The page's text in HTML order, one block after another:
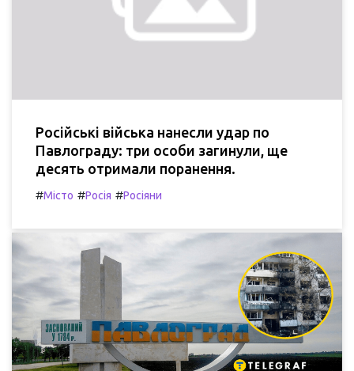
Російські війська нанесли удар по
Павлограду: три особи загинули, ще
десять отримали поранення.
#Місто #Росія #Росіяни